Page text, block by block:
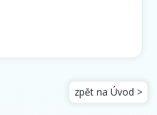
zpět na Úvod >